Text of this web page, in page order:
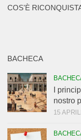
COS'È
BACHECA
I
nostro
15